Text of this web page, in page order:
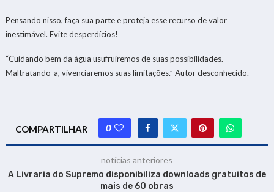
Pensando nisso, faça sua parte e proteja esse recurso de valor
inestimável. Evite desperdícios!
“Cuidando bem da água usufruiremos de suas possibilidades.
Maltratando-a, vivenciaremos suas limitações.” Autor desconhecido.
COMPARTILHAR 0
notícias anteriores
A Livraria do Supremo disponibiliza downloads gratuitos de
mais de 60 obras